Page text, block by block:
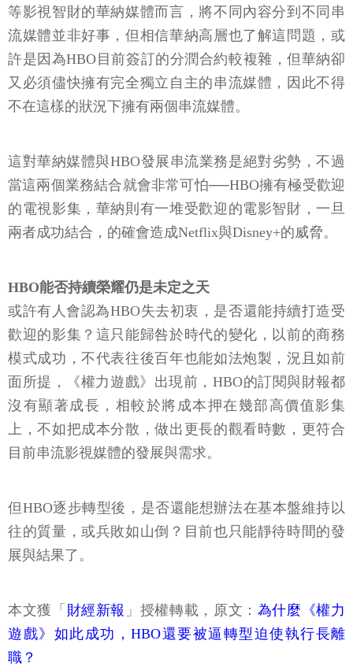
等影視智財的華納媒體而言，將不同內容分到不同串
流媒體並非好事，但相信華納高層也了解這問題，或
許是因為HBO目前簽訂的分潤合約較複雜，但華納卻
又必須儘快擁有完全獨立自主的串流媒體，因此不得
不在這樣的狀況下擁有兩個串流媒體。
這對華納媒體與HBO發展串流業務是絕對劣勢，不過
當這兩個業務結合就會非常可怕──HBO擁有極受歡迎
的電視影集，華納則有一堆受歡迎的電影智財，一旦
兩者成功結合，的確會造成Netflix與Disney+的威脅。
HBO能否持續榮耀仍是未定之天
或許有人會認為HBO失去初衷，是否還能持續打造受
歡迎的影集？這只能歸咎於時代的變化，以前的商務
模式成功，不代表往後百年也能如法炮製，況且如前
面所提，《權力遊戲》出現前，HBO的訂閱與財報都
沒有顯著成長，相較於將成本押在幾部高價值影集
上，不如把成本分散，做出更長的觀看時數，更符合
目前串流影視媒體的發展與需求。
但HBO逐步轉型後，是否還能想辦法在基本盤維持以
往的質量，或兵敗如山倒？目前也只能靜待時間的發
展與結果了。
本文獲「 財經新報 」授權轉載，原文： 為什麼《權力
遊戲》如此成功，HBO還要被逼轉型迫使執行長離
職？